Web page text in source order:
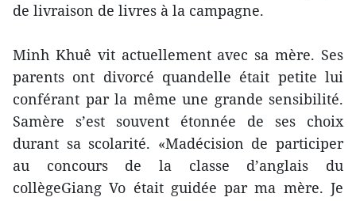
de livraison de livres à la campagne.
Minh Khuê vit actuellement avec sa mère. Ses
parents ont divorcé quandelle était petite lui
conférant par la même une grande sensibilité.
Samère s’est souvent étonnée de ses choix
durant sa scolarité. «Madécision de participer
au concours de la classe d’anglais du
collègeGiang Vo était guidée par ma mère. Je